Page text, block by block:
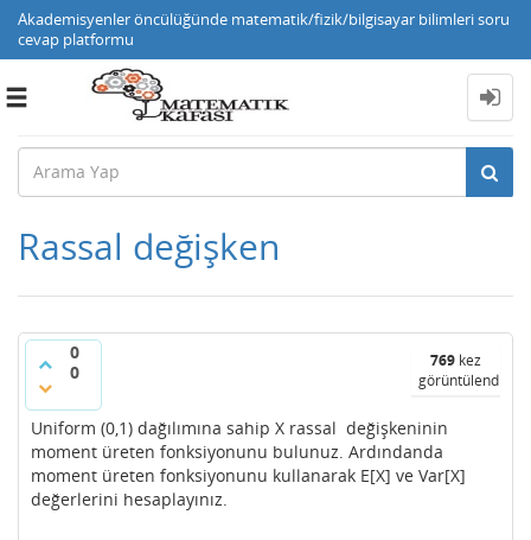
Akademisyenler öncülüğünde matematik/fizik/bilgisayar bilimleri soru
cevap platformu
Toggle
Rassal değişken
0
0
769 kez
görüntülendi
Uniform (0,1) dağılımına sahip X rassal değişkeninin
moment üreten fonksiyonunu bulunuz. Ardındanda
moment üreten fonksiyonunu kullanarak E[X] ve Var[X]
değerlerini hesaplayınız.